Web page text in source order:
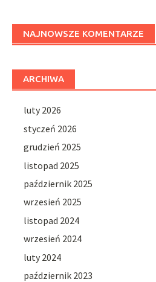
NAJNOWSZE KOMENTARZE
ARCHIWA
luty 2026
styczeń 2026
grudzień 2025
listopad 2025
październik 2025
wrzesień 2025
listopad 2024
wrzesień 2024
luty 2024
październik 2023